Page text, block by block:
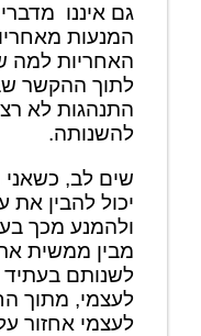
גם איננו
המנעות
האחריות למה
לתוך ההקשר
התנהגות לא
להשנותה.
שים לב, כשאני
יכול להבין את
ולהמנע מכך
מבין ממשית את
לשנותם בעתיד
לעצמי, מתוך
לעצמי אחזור